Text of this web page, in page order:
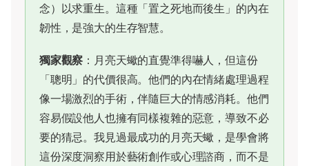
念）以求重生。這種「置之死地而後生」的內在
韌性，是強大的生存智慧。
獨家觀察 ：月亮天蠍的直覺準得嚇人，但這份
「聰明」的代價很高。他們的內在情緒處理過程
像一場激烈的手術，伴隨巨大的情感消耗。他們
容易假設他人也擁有同樣複雜的惡意，導致不必
要的猜忌。我見過最成功的月亮天蠍，是學會將
這份深度洞察用於藝術創作或心理諮商，而不是